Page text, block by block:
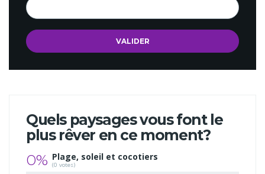
Quels paysages vous font le
plus rêver en ce moment?
0% Plage, soleil et cocotiers
(0 votes)